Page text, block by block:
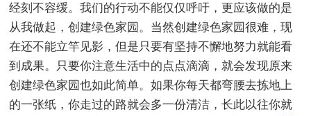
经刻不容缓。我们的行动不能仅仅呼吁，更应该做的是
从我做起，创建绿色家园。当然创建绿色家园很难，现
在还不能立竿见影，但是只要有坚持不懈地努力就能看
到成果。只要你注意生活中的点点滴滴，就会发现原来
创建绿色家园也如此简单。如果你每天都弯腰去拣地上
的一张纸，你走过的路就会多一份清洁，长此以往你就